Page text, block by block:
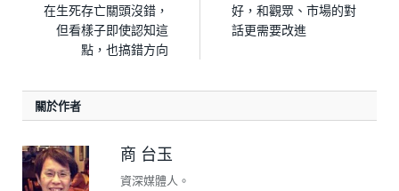
在生死存亡關頭沒錯，
但看樣子即使認知這
點，也搞錯方向
好，和觀眾、市場的對
話更需要改進
關於作者
商 台玉
資深媒體人。